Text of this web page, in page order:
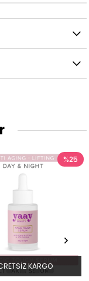
%25
KARGO